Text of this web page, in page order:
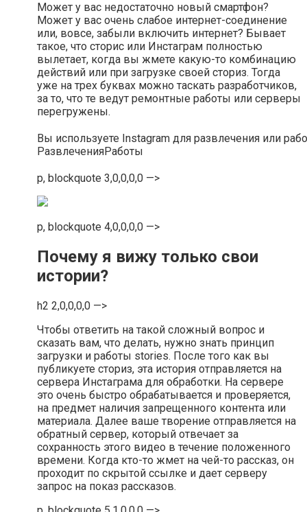
Может у вас недостаточно новый смартфон?
Может у вас очень слабое интернет-соединение
или, вовсе, забыли включить интернет? Бывает
такое, что сторис или Инстаграм полностью
вылетает, когда вы жмете какую-то комбинацию
действий или при загрузке своей сториз. Тогда
уже на трех буквах можно таскать разработчиков,
за то, что те ведут ремонтные работы или серверы
перегружены.
Вы используете Instagram для развлечения или
РазвлеченияРаботы
p, blockquote 3,0,0,0,0 —>
p, blockquote 4,0,0,0,0 —>
Почему я вижу только свои
истории?
h2 2,0,0,0,0 —>
Чтобы ответить на такой сложный вопрос и
сказать вам, что делать, нужно знать принцип
загрузки и работы stories. После того как вы
публикуете сториз, эта история отправляется на
сервера Инстаграма для обработки. На сервере
это очень быстро обрабатывается и проверяется,
на предмет наличия запрещенного контента или
материала. Далее ваше творение отправляется на
обратный сервер, который отвечает за
сохранность этого видео в течение положенного
времени. Когда кто-то жмет на чей-то рассказ, он
проходит по скрытой ссылке и дает серверу
запрос на показ рассказов.